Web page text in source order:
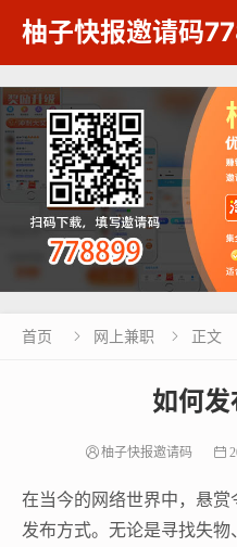
柚子快报邀请码
首页  网上兼职  正文
如何
柚子快报邀请码
在当今的网络世界中，悬
发布方式。无论是寻找失